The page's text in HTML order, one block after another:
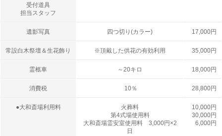
受付道具
担当スタッフ
遺影写真 四つ切り(カラー) 17,000円
常設白木祭壇＆生花飾り ※頂戴した供花の有効利用 35,000円
霊柩車 ～20キロ 18,000円
消費税 10％ 28,800円
●大和斎場利用料
火葬料
第4式場使用料
大和斎場霊安室使用料 3,000円×2
日
10,000円
30,000円
6,000円